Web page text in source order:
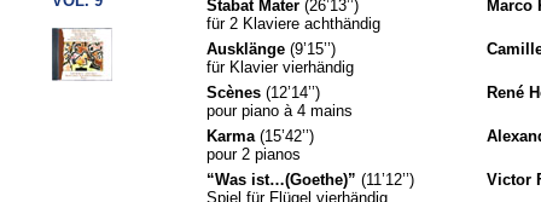
Stabat Mater (26’13’’)
für 2 Klaviere achthändig
Marco
Ausklänge (9’15’’)
für Klavier vierhändig
Scènes (12’14’’)
pour piano à 4 mains
René
Karma(15’42’’)
pour 2 pianos
“Was ist…(Goethe)” (11’12’’)
Spiel für Flügel vierhändig
Victor